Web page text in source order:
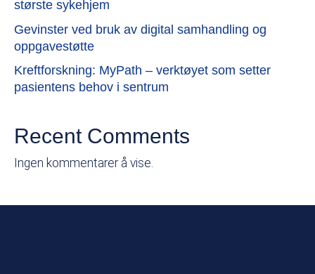
største sykehjem
Gevinster ved bruk av digital samhandling og
oppgavestøtte
Kreftforskning: MyPath – verktøyet som setter
pasientens behov i sentrum
Recent Comments
Ingen kommentarer å vise.